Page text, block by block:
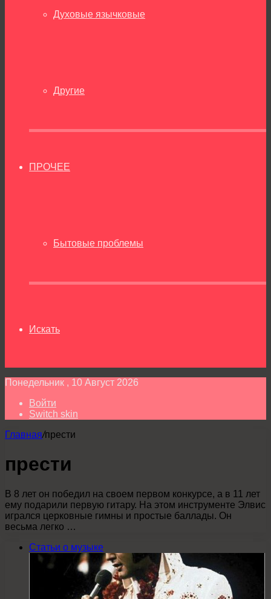
Духовые язычковые
Другие
ПРОЧЕЕ
Бытовые проблемы
Искать
Понедельник , 10 Август 2026
Войти
Switch skin
Главная/прести
прести
В 8 лет он победил на своем первом конкурсе, а в 11 лет
ему подарили первую гитару. На этом инструменте Элвис
игрался церковные гимны и простые баллады. Он
весьма легко …
Статьи о музыке